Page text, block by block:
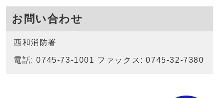
お問い合わせ
西和消防署
電話: 0745-73-1001 ファックス: 0745-32-7380